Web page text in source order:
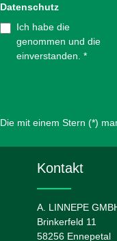
Datenschutz
Ich habe die
genommen und die
einverstanden. *
Die mit einem Stern (*)
Kontakt
A. LINNEPE
Brinkerfeld 11
58256 Ennepetal